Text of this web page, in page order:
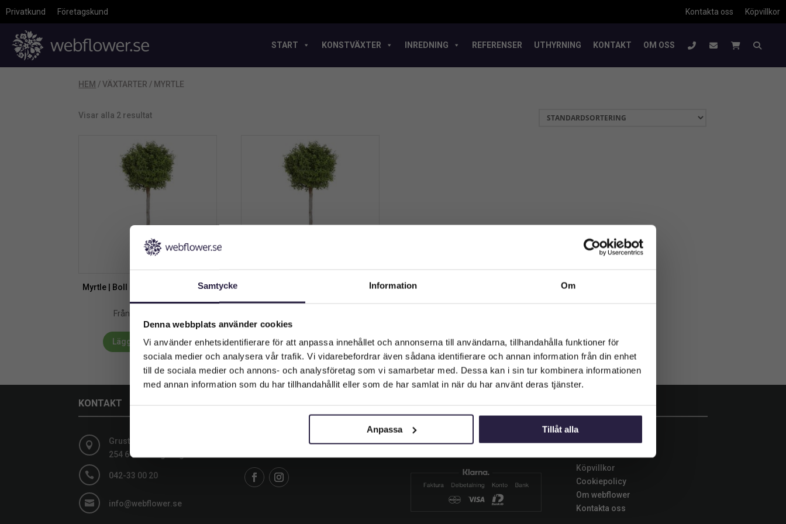
Samtycke Information Om
Denna webbplats använder cookies
Vi använder enhetsidentifierare för att anpassa innehållet och annonserna till användarna, tillhandahålla funktioner för
sociala medier och analysera vår trafik. Vi vidarebefordrar även sådana identifierare och annan information från din enhet
till de sociala medier och annons- och analysföretag som vi samarbetar med. Dessa kan i sin tur kombinera informationen
med annan information som du har tillhandahållit eller som de har samlat in när du har använt deras tjänster.
Anpassa Tillåt alla
Privatkund Företagskund Köpvillkor
Kontakta oss
START KONSTVÄXTER INREDNING REFERENSER UTHYRNING KONTAKT OM OSS
HEM / VÄXTARTER / MYRTLE
Visar alla 2 resultat
Myrtle | Boll på äkta trädstam grön
Från:
Lägg till i varukorg
Myrtle | Konstgjord Boll på äkta
Lägg till i varukorg
KONTAKT

Grustagsgatan 13,
254 64 Helsingborg
 042-33 00 20
 info@webflower.se
SOCIALA MEDIER
Följ oss och gilla oss på sociala
BETALA SÄKERT
Hos oss betalar du säkert med
INFORMATION
Betalningsalternativ
Köpvillkor
Cookiepolicy
Om webflower
Kontakta oss
Välkommen till Webflower
Vilken typ av kund är du? Du kan alltid justera ditt val längst upp
Företagskund (exkl. moms)